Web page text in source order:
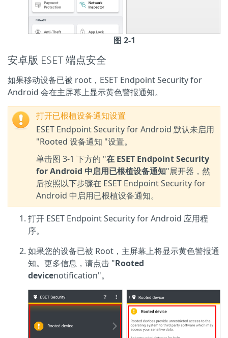
图 2-1
安卓版 ESET 端点安全
如果移动设备已被 root，ESET Endpoint Security for
Android 会在主屏幕上显示黄色警报通知。
打开已根植设备通知设置
ESET Endpoint Security for Android 默认未启用
"Rooted 设备通知 "设置。
单击图 3-1 下方的 "在 ESET Endpoint Security
for Android 中启用已根植设备通知"展开器，然
后按照以下步骤在 ESET Endpoint Security for
Android 中启用已根植设备通知。
打开 ESET Endpoint Security for Android 应用程
序。
如果您的设备已被 Root，主屏幕上将显示黄色警报通
知。更多信息，请点击 "Rooted
devicenotification"。